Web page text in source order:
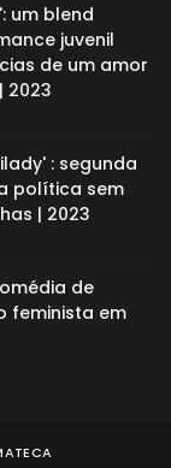
um blend
juvenil
de um amor
2023
: segunda
política sem
| 2023
de
feminista em